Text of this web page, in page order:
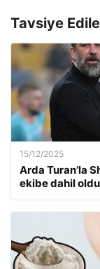
Tavsiye
15/12/2025
Arda Turan’la
ekibe dahil